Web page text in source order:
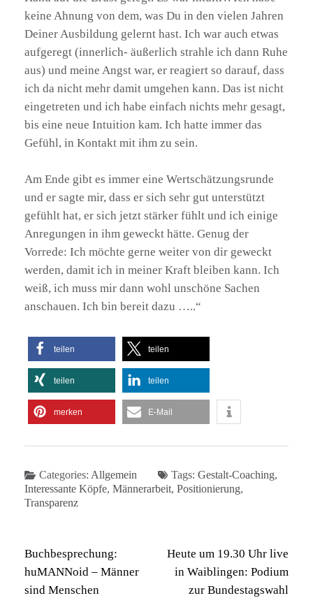
keine Ahnung von dem, was Du in den vielen Jahren
Deiner Ausbildung gelernt hast. Ich war auch etwas
aufgeregt (innerlich- äußerlich strahle ich dann Ruhe
aus) und meine Angst war, er reagiert so darauf, dass
ich da nicht mehr damit umgehen kann. Das ist nicht
eingetreten und ich habe einfach nichts mehr gesagt,
bis eine neue Intuition kam. Ich hatte immer das
Gefühl, in Kontakt mit ihm zu sein.
Am Ende gibt es immer eine Wertschätzungsrunde
und er sagte mir, dass er sich sehr gut unterstützt
gefühlt hat, er sich jetzt stärker fühlt und ich einige
Anregungen in ihm geweckt hätte. Genug der
Vorrede: Ich möchte gerne weiter von dir geweckt
werden, damit ich in meiner Kraft bleiben kann. Ich
weiß, ich muss mir dann wohl unschöne Sachen
anschauen. Ich bin bereit dazu …..“
teilen teilen
teilen teilen
merken E-Mail
Categories: Allgemein Tags: Gestalt-Coaching,
Interessante Köpfe, Männerarbeit, Positionierung,
Transparenz
Beitragsnavigation
Buchbesprechung:
huMANNoid – Männer
sind Menschen
Heute um 19.30 Uhr live
in Waiblingen: Podium
zur Bundestagswahl